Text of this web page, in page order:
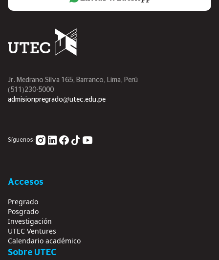
Jr. Medrano Silva 165, Barranco, Lima, Perú
(511)230-5000
admisionpregrado@utec.edu.pe
Síguenos:
Accesos
Pregrado
Posgrado
Investigación
UTEC Ventures
Calendario académico
Sobre UTEC